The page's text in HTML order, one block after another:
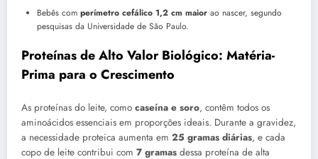
Bebês com perímetro cefálico 1,2 cm maior ao nascer, segundo
pesquisas da Universidade de São Paulo.
Proteínas de Alto Valor Biológico: Matéria-
Prima para o Crescimento
As proteínas do leite, como caseína e soro, contêm todos os
aminoácidos essenciais em proporções ideais. Durante a gravidez,
a necessidade proteica aumenta em 25 gramas diárias, e cada
copo de leite contribui com 7 gramas dessa proteína de alta